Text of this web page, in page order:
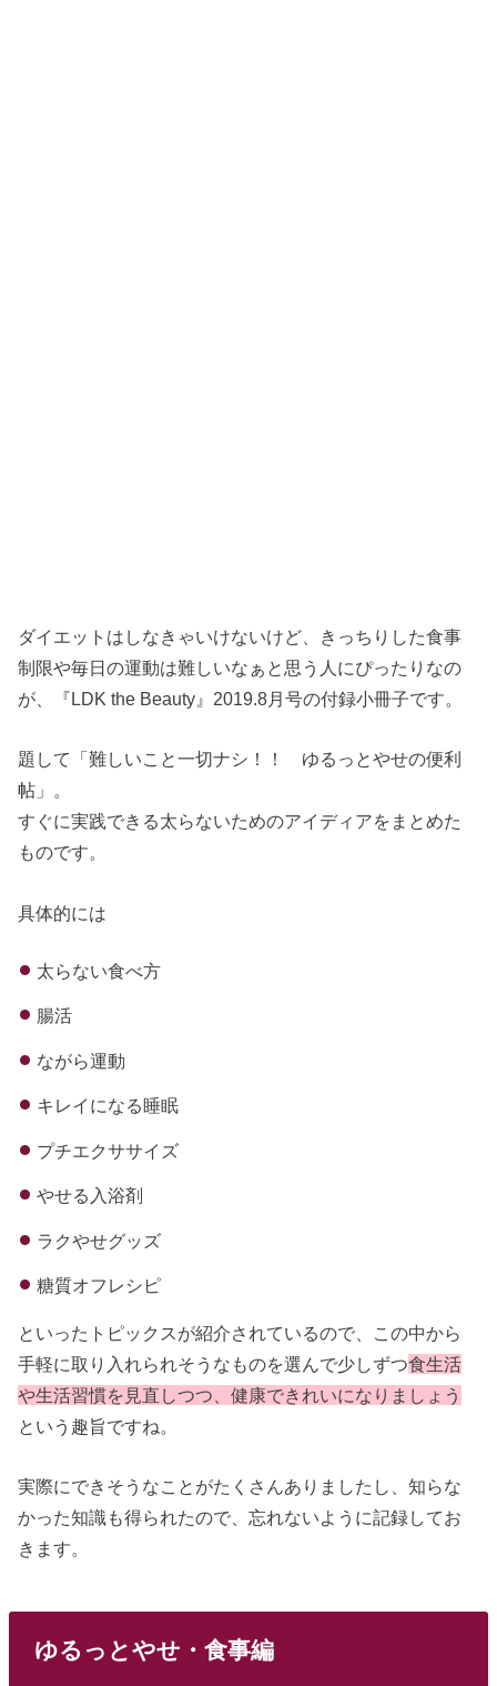
ダイエットはしなきゃいけないけど、きっちりした食事
制限や毎日の運動は難しいなぁと思う人にぴったりなの
が、『LDK the Beauty』2019.8月号の付録小冊子です。
題して「難しいこと一切ナシ！！ ゆるっとやせの便利
帖」。
すぐに実践できる太らないためのアイディアをまとめた
ものです。
具体的には
太らない食べ方
腸活
ながら運動
キレイになる睡眠
プチエクササイズ
やせる入浴剤
ラクやせグッズ
糖質オフレシピ
といったトピックスが紹介されているので、この中から
手軽に取り入れられそうなものを選んで少しずつ食生活
や生活習慣を見直しつつ、健康できれいになりましょう
という趣旨ですね。
実際にできそうなことがたくさんありましたし、知らな
かった知識も得られたので、忘れないように記録してお
きます。
ゆるっとやせ・食事編